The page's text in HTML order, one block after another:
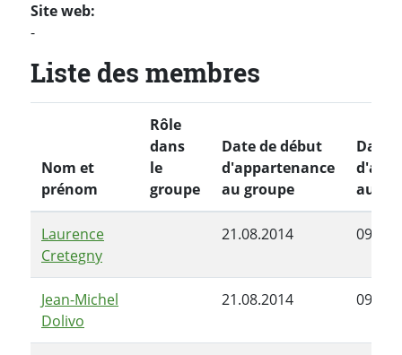
Site web:
-
Liste des membres
Nom et
prénom
Rôle
dans
le
groupe
Date de début
d'appartenance
au groupe
Date
au
Laurence
Cretegny
21.08.2014
Jean-Michel
Dolivo
21.08.2014